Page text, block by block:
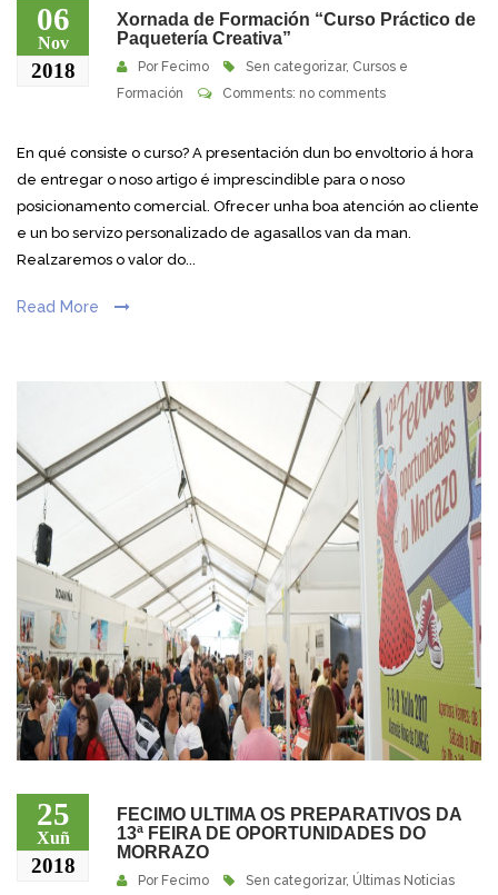
06
Nov
2018
Xornada de Formación “Curso Práctico de
Paquetería Creativa”
Por Fecimo Sen categorizar, Cursos e
Formación
Comments: no comments
En qué consiste o curso? A presentación dun bo envoltorio á hora
de entregar o noso artigo é imprescindible para o noso
posicionamento comercial. Ofrecer unha boa atención ao cliente
e un bo servizo personalizado de agasallos van da man.
Realzaremos o valor do...
Read More
25
Xuñ
2018
FECIMO ULTIMA OS PREPARATIVOS DA
13ª FEIRA DE OPORTUNIDADES DO
MORRAZO
Por Fecimo Sen categorizar, Últimas Noticias